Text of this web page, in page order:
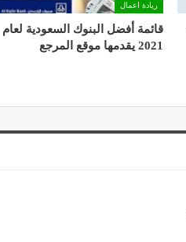
ريادة اعمال
قائمة أفضل البنوك السعودية لعام
2021 يقدمها موقع المرجع